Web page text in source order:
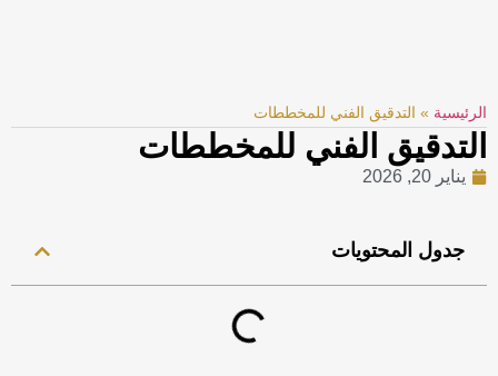
الرئيسية » التدقيق الفني للمخططات
التدقيق الفني للمخططات
يناير 20, 2026
جدول المحتويات